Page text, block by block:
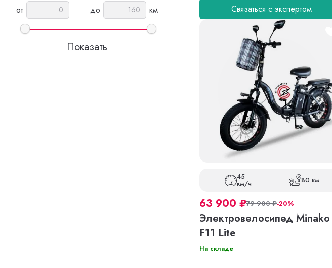
от
до км Связаться с экспертом
45
км/ч 80 км
63 900 ₽79 900₽-20%
Электровелосипед Minako
F11 Lite
На складе